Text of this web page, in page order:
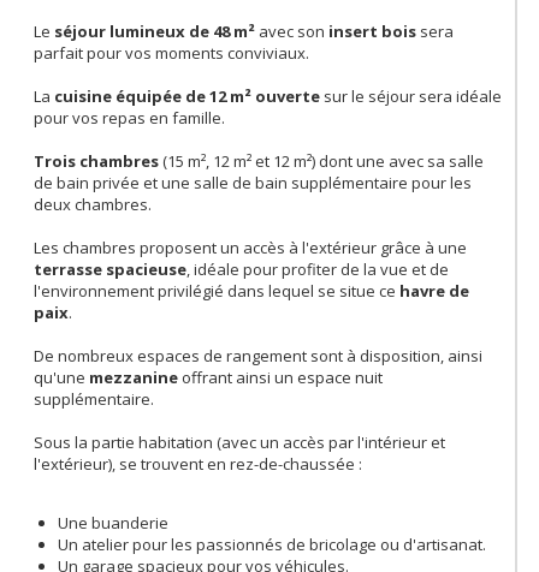
Le séjour lumineux de 48 m² avec son insert bois sera
parfait pour vos moments conviviaux.
La cuisine équipée de 12 m² ouverte sur le séjour sera idéale
pour vos repas en famille.
Trois chambres(15 m², 12 m² et 12 m²) dont une avec sa salle
de bain privée et une salle de bain supplémentaire pour les
deux chambres.
Les chambres proposent un accès à l'extérieur grâce à une
terrasse spacieuse, idéale pour profiter de la vue et de
l'environnement privilégié dans lequel se situe ce havre de
paix.
De nombreux espaces de rangement sont à disposition, ainsi
qu'une mezzanine offrant ainsi un espace nuit
supplémentaire.
Sous la partie habitation (avec un accès par l'intérieur et
l'extérieur), se trouvent en rez-de-chaussée :
Une buanderie
Un atelier pour les passionnés de bricolage ou d'artisanat.
Un garage spacieux pour vos véhicules.